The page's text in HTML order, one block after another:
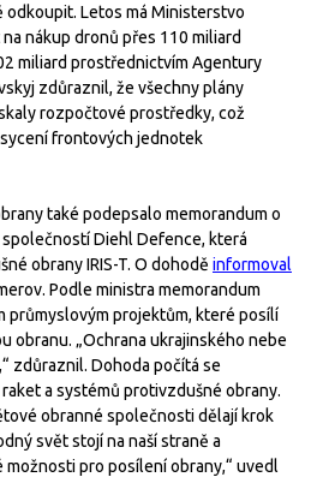
Letos má Ministerstvo
nákup dronů přes 110 miliard
miliard prostřednictvím Agentury
zdůraznil, že všechny plány
rozpočtové prostředky, což
frontových jednotek
také podepsalo memorandum o
Diehl Defence, která
obrany IRIS-T. O dohodě informoval
Podle ministra memorandum
průmyslovým projektům, které posílí
obranu. „Ochrana ukrajinského nebe
zdůraznil. Dohoda počítá se
a systémů protivzdušné obrany.
obranné společnosti dělají krok
svět stojí na naší straně a
pro posílení obrany,“ uvedl